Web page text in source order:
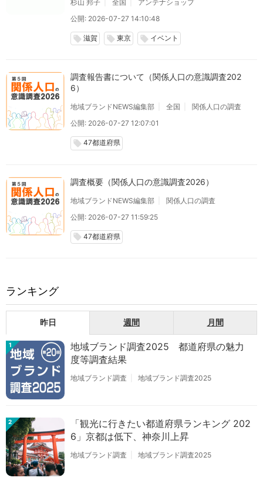
杉山 邦子 全国
アンテナショップ
公開: 2026-07-27 14:10:48
local_offer 滋賀 local_offer 東京 local_offer イベント
調査報告書について（関係人口の意識調査202
6）
地域ブランドNEWS編集部 全国
関係人口の調査
公開: 2026-07-27 12:07:01
local_offer 47都道府県
調査概要（関係人口の意識調査2026）
地域ブランドNEWS編集部
関係人口の調査
公開: 2026-07-27 11:59:25
local_offer 47都道府県
ランキング
昨日 週間 月間
1
地域ブランド調査2025 都道府県の魅力
度等調査結果
地域ブランド調査 地域ブランド調査2025
2
「観光に行きたい都道府県ランキング 202
6」京都は低下、神奈川上昇
地域ブランド調査 地域ブランド調査2025